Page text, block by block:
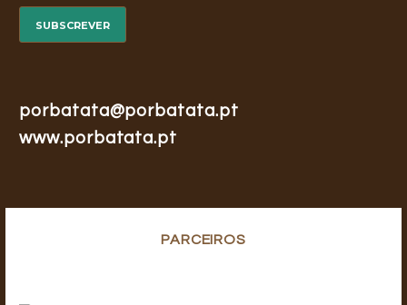
porbatata@porbatata.pt
www.porbatata.pt
PARCEIROS